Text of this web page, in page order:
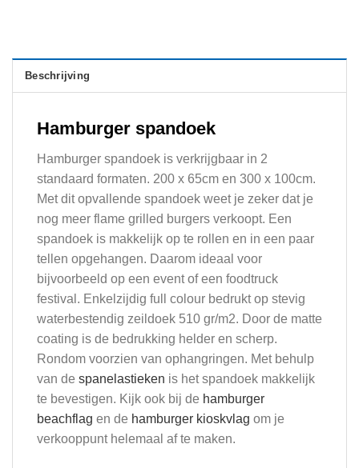
Beschrijving
Hamburger spandoek
Hamburger spandoek is verkrijgbaar in 2
standaard formaten. 200 x 65cm en 300 x 100cm.
Met dit opvallende spandoek weet je zeker dat je
nog meer flame grilled burgers verkoopt. Een
spandoek is makkelijk op te rollen en in een paar
tellen opgehangen. Daarom ideaal voor
bijvoorbeeld op een event of een foodtruck
festival. Enkelzijdig full colour bedrukt op stevig
waterbestendig zeildoek 510 gr/m2. Door de matte
coating is de bedrukking helder en scherp.
Rondom voorzien van ophangringen. Met behulp
van de spanelastieken is het spandoek makkelijk
te bevestigen. Kijk ook bij de hamburger
beachflag en de hamburger kioskvlag om je
verkooppunt helemaal af te maken.